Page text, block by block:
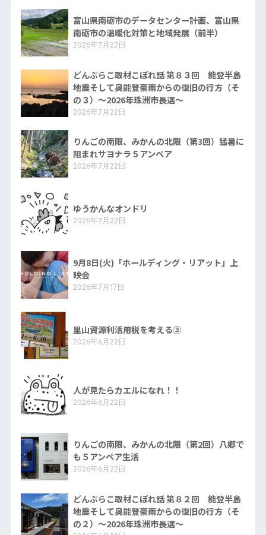
富山県南砺市のデータセンター計画、富山県
南砺市の温暖化対策と地域発展（前半）
2026年7月22日
どんぶらこ取材こぼれ話 第８３回 能登半島
地震そして奥能登豪雨からの復旧の行方（そ
の３）〜2026年珠洲市長選〜
2026年7月22日
りんごの南限、みかんの北限（第3回）猛暑に
阻まれサヨナラ５アンペア
2026年7月22日
ゆうかんなオンドリ
2026年7月22日
9月8日(火)「ホールディング・リアット」上
映会
2026年7月17日
里山資源利活用税を考える③
2026年6月22日
人が見たらカエルになれ！！
2026年6月22日
りんごの南限、みかんの北限（第2回）八郷で
も５アンペア生活
2026年6月22日
どんぶらこ取材こぼれ話 第８２回 能登半島
地震そして奥能登豪雨からの復旧の行方（そ
の２）〜2026年珠洲市長選〜